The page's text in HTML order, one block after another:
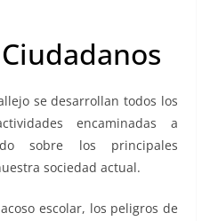
se desarrollan todos los
encaminadas a
sobre los principales
sociedad actual.
escolar, los peligros de